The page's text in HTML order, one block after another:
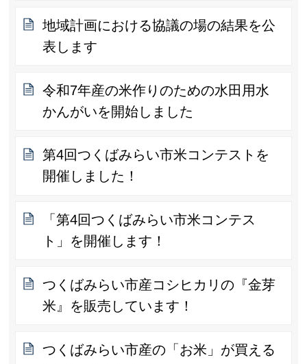
地域計画における協議の場の結果を公
表します
令和7年産の米作りのための水田用水
かんがいを開始しました
第4回つくばみらい市米コンテストを
開催しました！
「第4回つくばみらい市米コンテス
ト」を開催します！
つくばみらい市産コシヒカリの『金芽
米』を販売しています！
つくばみらい市産の「お米」が買える